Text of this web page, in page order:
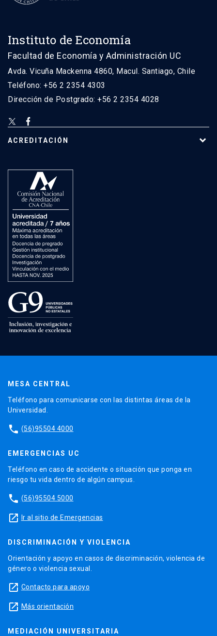
Instituto de Economía
Facultad de Economía y Administración UC
Avda. Vicuña Mackenna 4860, Macul. Santiago, Chile
Teléfono: +56 2 2354 4303
Dirección de Postgrado: +56 2 2354 4028
ACREDITACIÓN
MESA CENTRAL
Teléfono para comunicarse con las distintas áreas de la
Universidad.
phone (56)95504 4000
EMERGENCIAS UC
Teléfono en caso de accidente o situación que ponga en
riesgo tu vida dentro de algún campus.
phone (56)95504 5000
launch Ir al sitio de Emergencias
DISCRIMINACIÓN Y VIOLENCIA
Orientación y apoyo en casos de discriminación, violencia de
género o violencia sexual.
launch Contacto para apoyo
launch Más orientación
MEDIACIÓN UNIVERSITARIA